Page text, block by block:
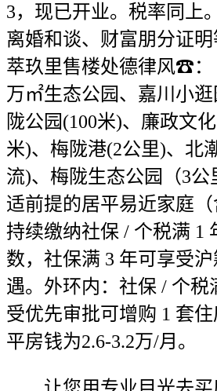
3，现已开业。税率同上
离婚和谈、财富朋分证
萃玖里售楼处德律风☎：
万㎡生态公园、嘉川小
陇公园(100米)、廉政文
米)、梅陇港(2公里)、北
流)、梅陇生态公园（3公
适前提的居平易近家庭
持续缴纳社保 / 个税满 1
数，社保满 3 年可享受
遇。外环内：社保 / 个税
受优先审批可增购 1 套住
平房钱为2.6-3.2万/月。